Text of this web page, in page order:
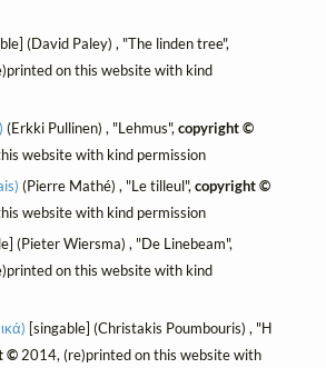
(David Paley) , "The linden tree",
on this website with kind
(Erkki Pullinen) , "Lehmus",copyright ©
website with kind permission
(Pierre Mathé) , "Le tilleul",copyright ©
website with kind permission
(Pieter Wiersma) , "De Linebeam",
on this website with kind
[singable] (Christakis Poumbouris) , "Η
©2014, (re)printed on this website with